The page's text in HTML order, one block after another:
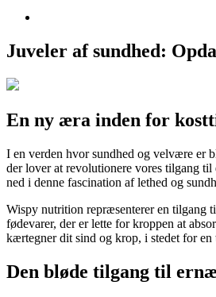
Juveler af sundhed:
En ny æra inden for
I en verden hvor sundhed og velvære er
der lover at revolutionere vores tilgang
ned i denne fascination af lethed og
Wispy nutrition repræsenterer en tilgang
fødevarer, der er lette for kroppen at
kærtegner dit sind og krop, i stedet for
Den bløde tilgang til